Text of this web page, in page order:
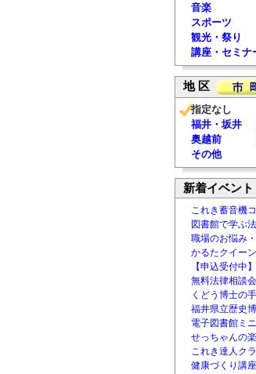
音楽
スポーツ
観光・祭り
講座・セミナ
地 区
指定なし
福井・坂井
奥越前
その他
新着イベント
これき蓄音機
図書館で学ぶ
職場のお悩み
かるたクイー
【申込受付中
無料法律相談
くどう博士の
福井県立歴史
電子図書館ミ
せっちゃんの
これき達人ク
健康づくり講